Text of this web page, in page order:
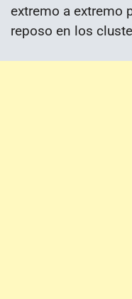
extremo a extremo
reposo en los